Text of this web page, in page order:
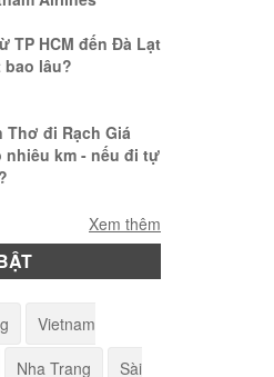
TP HCM đến Đà Lạt
bao lâu?
Thơ đi Rạch Giá
nhiêu km - nếu đi tự
sao để mang vật
lên máy bay?
hành lý khi đi máy
Xem thêm
Vietnam
Nha Trang
Sài